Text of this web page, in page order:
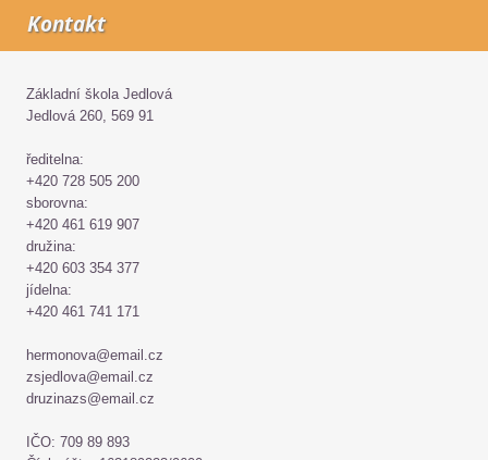
Kontakt
Základní škola Jedlová
Jedlová 260, 569 91
ředitelna:
+420 728 505 200
sborovna:
+420 461 619 907
družina:
+420 603 354 377
jídelna:
+420 461 741 171
hermonova@email.cz
zsjedlova@email.cz
druzinazs@email.cz
IČO: 709 89 893